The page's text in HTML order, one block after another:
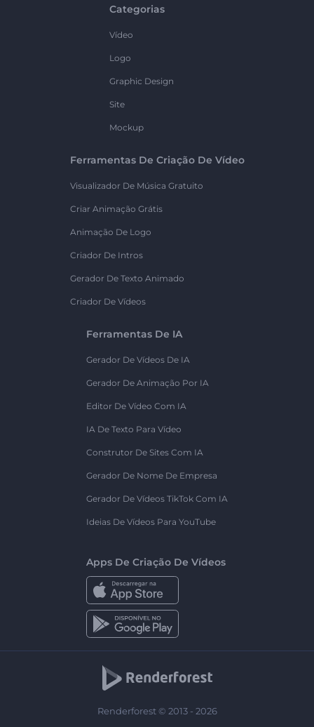
Categorias
Vídeo
Logo
Graphic Design
Site
Mockup
Ferramentas De Criação De Vídeo
Visualizador De Música Gratuito
Criar Animação Grátis
Animação De Logo
Criador De Intros
Gerador De Texto Animado
Criador De Vídeos
Ferramentas De IA
Gerador De Vídeos De IA
Gerador De Animação Por IA
Editor De Vídeo Com IA
IA De Texto Para Vídeo
Construtor De Sites Com IA
Gerador De Nome De Empresa
Gerador De Vídeos TikTok Com IA
Ideias De Vídeos Para YouTube
Apps De Criação De Vídeos
Renderforest © 2013 - 2026